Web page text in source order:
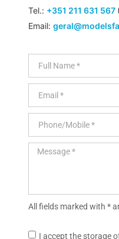
Tel.: +351 211 631 567
Email:
All fields marked with *
I accept the storage